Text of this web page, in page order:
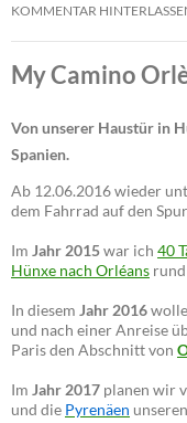
KOMMENTAR
My Camino
Von unserer Haustür in
Spanien.
Ab 12.06.2016 wieder
dem Fahrrad auf den
Im Jahr 2015war ich 40
Hünxe nach Orléans rund
In diesem Jahr 2016
und nach einer Anreise
Paris den Abschnitt von
Im Jahr 2017 planen wir
und die Pyrenäen